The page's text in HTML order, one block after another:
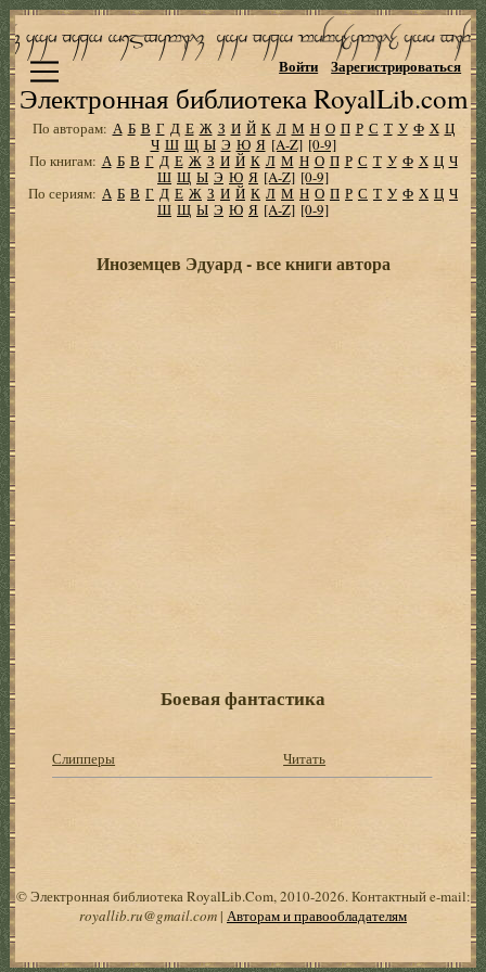
Электронная библиотека RoyalLib.com
Войти Зарегистрироваться
По авторам: А Б В Г Д Е Ж З И Й К Л М Н О П Р С Т У Ф Х Ц
Ч Ш Щ Ы Э Ю Я [A-Z] [0-9]
По книгам: А Б В Г Д Е Ж З И Й К Л М Н О П Р С Т У Ф Х Ц Ч
Ш Щ Ы Э Ю Я [A-Z] [0-9]
По сериям: А Б В Г Д Е Ж З И Й К Л М Н О П Р С Т У Ф Х Ц Ч
Ш Щ Ы Э Ю Я [A-Z] [0-9]
Иноземцев Эдуард - все книги автора
Боевая фантастика
Слипперы Читать
© Электронная библиотека RoyalLib.Com, 2010-2026. Контактный e-mail:
royallib.ru@gmail.com| Авторам и правообладателям